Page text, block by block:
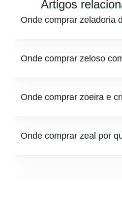
Artigos
Onde comprar zeladoria
Onde comprar zeloso
Onde comprar zoeira e
Onde comprar zeal por